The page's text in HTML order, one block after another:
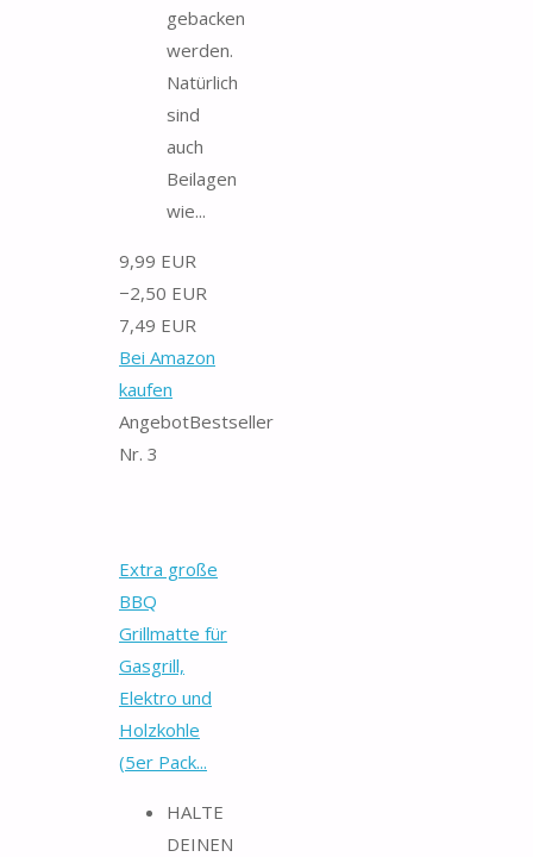
gebacken
werden.
Natürlich
sind
auch
Beilagen
wie...
9,99 EUR
−2,50 EUR
7,49 EUR
Bei Amazon
kaufen
AngebotBestseller
Nr. 3
Extra große
BBQ
Grillmatte für
Gasgrill,
Elektro und
Holzkohle
(5er Pack...
HALTE
DEINEN